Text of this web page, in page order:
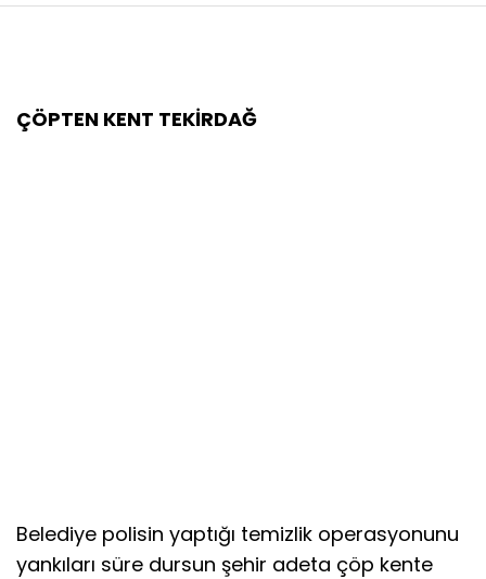
ÇÖPTEN KENT TEKİRDAĞ
Belediye polisin yaptığı temizlik operasyonunu
yankıları süre dursun şehir adeta çöp kente